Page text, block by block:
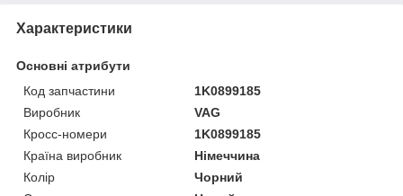
Характеристики
Основні атрибути
Код запчастини
1K0899185
Виробник
VAG
Кросс-номери
1K0899185
Країна виробник
Німеччина
Колір
Чорний